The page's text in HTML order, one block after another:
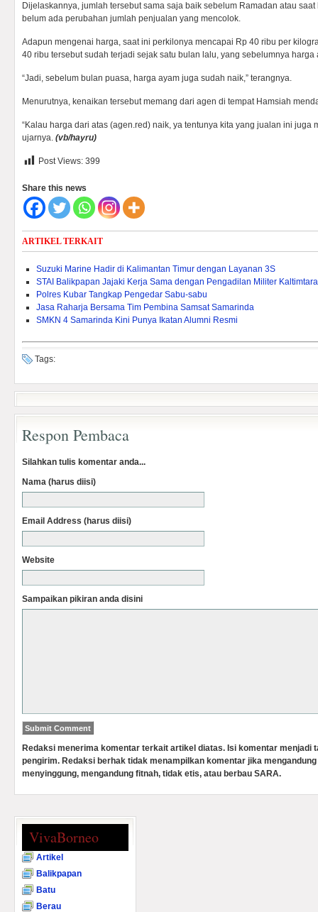
Dijelaskannya, jumlah tersebut sama saja baik sebelum Ramadan atau
belum ada perubahan jumlah penjualan yang mencolok.
Adapun mengenai harga, saat ini perkilonya mencapai Rp 40 ribu per
40 ribu tersebut sudah terjadi sejak satu bulan lalu, yang sebelumnya harga
“Jadi, sebelum bulan puasa, harga ayam juga sudah naik,” terangnya.
Menurutnya, kenaikan tersebut memang dari agen di tempat Hamsiah
“Kalau harga dari atas (agen.red) naik, ya tentunya kita yang jualan ini juga
ujarnya. (vb/hayru)
Post Views: 399
Share this news
ARTIKEL TERKAIT
Suzuki Marine Hadir di Kalimantan Timur dengan Layanan 3S
STAI Balikpapan Jajaki Kerja Sama dengan Pengadilan Militer Kaltimtara
Polres Kubar Tangkap Pengedar Sabu-sabu
Jasa Raharja Bersama Tim Pembina Samsat Samarinda
SMKN 4 Samarinda Kini Punya Ikatan Alumni Resmi
Tags:
Respon Pembaca
Silahkan tulis komentar anda...
Nama (harus diisi)
Email Address (harus diisi)
Website
Sampaikan pikiran anda disini
Redaksi menerima komentar terkait artikel diatas. Isi komentar menjadi
pengirim. Redaksi berhak tidak menampilkan komentar jika
menyinggung, mengandung fitnah, tidak etis, atau berbau SARA.
VivaBorneo
Artikel
Balikpapan
Batu
Berau